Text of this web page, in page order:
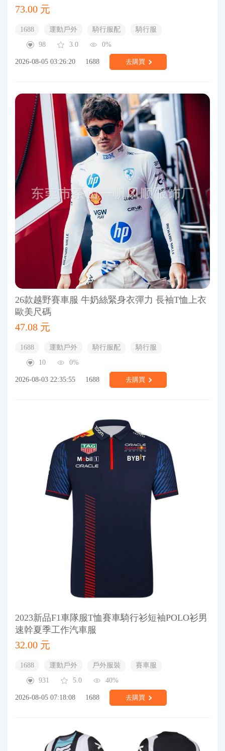
73.00 元
1688 運動戶外 騎行服配
騎行服
98
3.0 0%
2026-08-05 03:26:20 1688 去購買
26款越野賽車服 牛奶絲緊身衣彈力 長袖T恤上衣
歐美尺碼
47.08 元
1688 運動戶外 騎行服配
騎行服
10
0%
2026-08-03 22:35:55 1688 去購買
2023新品F1車隊服T恤賽車騎行衫短袖POLO衫男
速幹夏季工作汽車服
32.00 元
1688 運動戶外 戶外服裝
賽車服
931
5.0 40%
2026-08-05 07:18:08 1688 去購買